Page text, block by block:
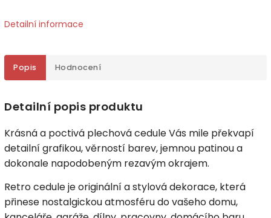
Detailní informace
Popis Hodnocení
Detailní popis produktu
Krásná a poctivá plechová cedule Vás mile překvapí
detailní grafikou, věrností barev, jemnou patinou a
dokonale napodobeným rezavým okrajem.
Retro cedule je originální a stylová dekorace, která
přinese nostalgickou atmosféru do vašeho domu,